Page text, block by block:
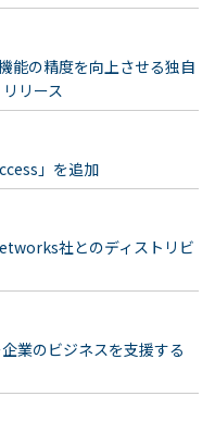
能の精度を向上させる独自
リース
」を追加
社とのディストリビ
業のビジネスを支援する